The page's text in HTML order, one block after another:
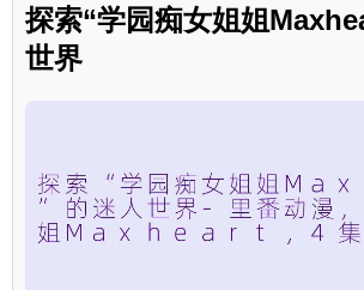
探索“学园痴女姐姐
世界